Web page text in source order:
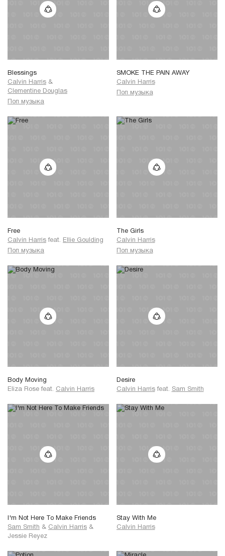
Blessings
Calvin Harris &
Clementine Douglas
Поп музыка
SMOKE THE PAIN AWAY
Calvin Harris
Поп музыка
Free
Calvin Harris feat. Ellie Goulding
Поп музыка
The Girls
Calvin Harris
Поп музыка
Body Moving
Eliza Rose feat. Calvin Harris
Desire
Calvin Harris feat. Sam Smith
I'm Not Here To Make Friends
Sam Smith & Calvin Harris &
Jessie Reyez
Stay With Me
Calvin Harris